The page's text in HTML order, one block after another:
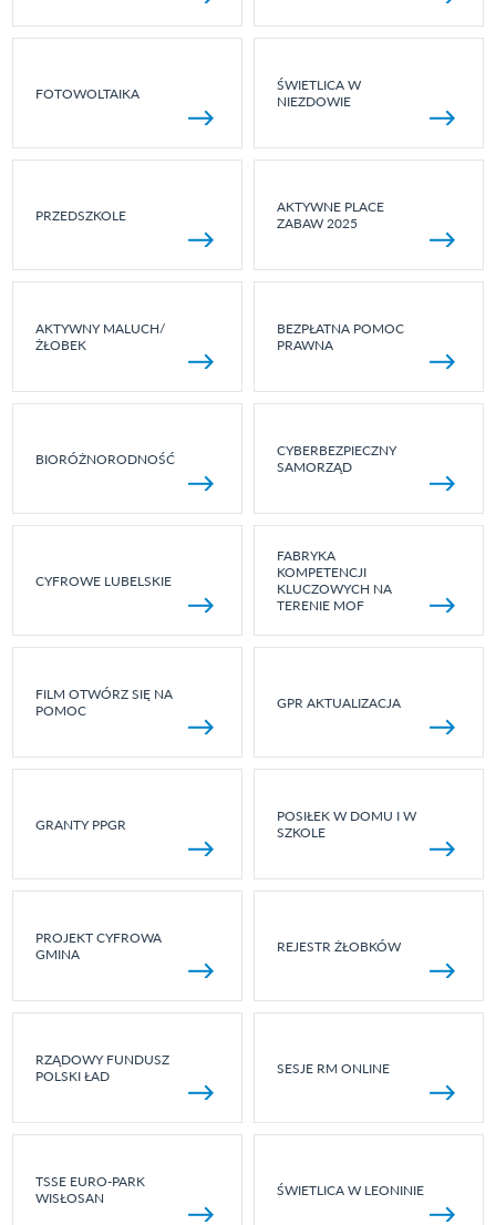
FOTOWOLTAIKA
ŚWIETLICA W
NIEZDOWIE
PRZEDSZKOLE
AKTYWNE PLACE
ZABAW 2025
AKTYWNY MALUCH/
ŻŁOBEK
BEZPŁATNA POMOC
PRAWNA
BIORÓŻNORODNOŚĆ
CYBERBEZPIECZNY
SAMORZĄD
CYFROWE LUBELSKIE
FABRYKA
KOMPETENCJI
KLUCZOWYCH NA
TERENIE MOF
FILM OTWÓRZ SIĘ NA
POMOC
GPR AKTUALIZACJA
GRANTY PPGR
POSIŁEK W DOMU I W
SZKOLE
PROJEKT CYFROWA
GMINA
REJESTR ŻŁOBKÓW
RZĄDOWY FUNDUSZ
POLSKI ŁAD
SESJE RM ONLINE
TSSE EURO-PARK
WISŁOSAN
ŚWIETLICA W LEONINIE